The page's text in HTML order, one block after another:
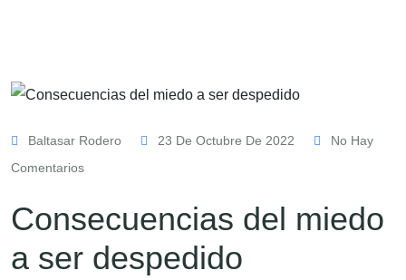
Baltasar Rodero 23 De Octubre De 2022
No Hay
Comentarios
Consecuencias del miedo
a ser despedido